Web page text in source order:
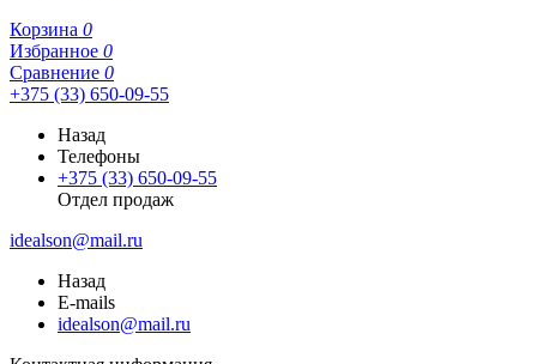
Корзина 0
Избранное 0
Сравнение 0
+375 (33) 650-09-55
Назад
Телефоны
+375 (33) 650-09-55
Отдел продаж
idealson@mail.ru
Назад
E-mails
idealson@mail.ru